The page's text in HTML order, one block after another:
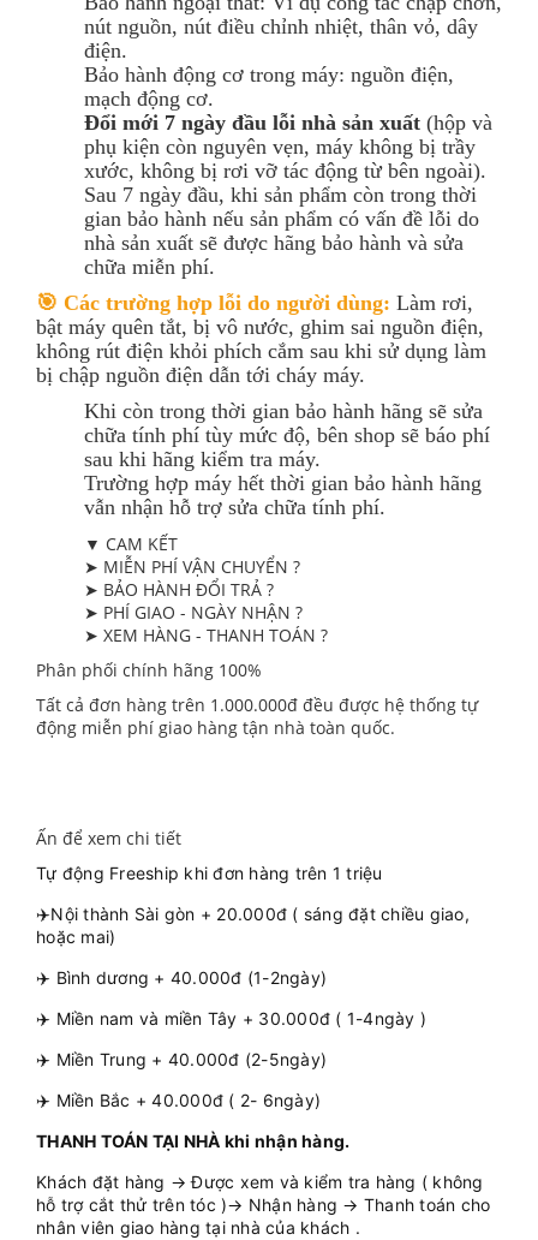
nút nguồn, nút điều chỉnh nhiệt, thân vỏ, dây
điện.
Bảo hành động cơ trong máy: nguồn điện,
mạch động cơ.
Đổi mới 7 ngày đầu lỗi nhà sản xuất (hộp và
phụ kiện còn nguyên vẹn, máy không bị trầy
xước, không bị rơi vỡ tác động từ bên ngoài).
Sau 7 ngày đầu, khi sản phẩm còn trong thời
gian bảo hành nếu sản phẩm có vấn đề lỗi do
nhà sản xuất sẽ được hãng bảo hành và sửa
chữa miễn phí.
🎯 Các trường hợp lỗi do người dùng: Làm rơi,
bật máy quên tắt, bị vô nước, ghim sai nguồn điện,
không rút điện khỏi phích cắm sau khi sử dụng làm
bị chập nguồn điện dẫn tới cháy máy.
Khi còn trong thời gian bảo hành hãng sẽ sửa
chữa tính phí tùy mức độ, bên shop sẽ báo phí
sau khi hãng kiểm tra máy.
Trường hợp máy hết thời gian bảo hành hãng
vẫn nhận hỗ trợ sửa chữa tính phí.
▼ CAM KẾT
➤ MIỄN PHÍ VẬN CHUYỂN ?
➤ BẢO HÀNH ĐỔI TRẢ ?
➤ PHÍ GIAO - NGÀY NHẬN ?
➤ XEM HÀNG - THANH TOÁN ?
Phân phối chính hãng 100%
Tất cả đơn hàng trên 1.000.000đ đều được hệ thống tự
động miễn phí giao hàng tận nhà toàn quốc.
Ấn để xem chi tiết
Tự động Freeship khi đơn hàng trên 1 triệu
✈️Nội thành Sài gòn + 20.000đ ( sáng đặt chiều giao,
hoặc mai)
✈️ Bình dương + 40.000đ (1-2ngày)
✈️ Miền nam và miền Tây + 30.000đ ( 1-4ngày )
✈️ Miền Trung + 40.000đ (2-5ngày)
✈️ Miền Bắc + 40.000đ ( 2- 6ngày)
THANH TOÁN TẠI NHÀ khi nhận hàng.
Khách đặt hàng → Được xem và kiểm tra hàng ( không
hỗ trợ cắt thử trên tóc )→ Nhận hàng → Thanh toán cho
nhân viên giao hàng tại nhà của khách .